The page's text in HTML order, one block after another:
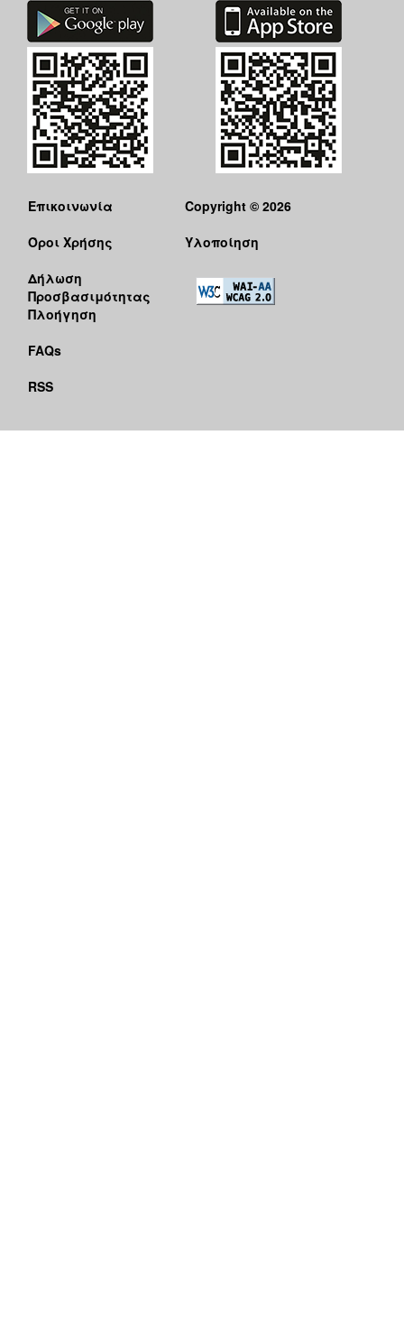
Επικοινωνία
Όροι Χρήσης
Δήλωση
Προσβασιμότητας
Πλοήγηση
FAQs
RSS
Copyright © 2026
Υλοποίηση